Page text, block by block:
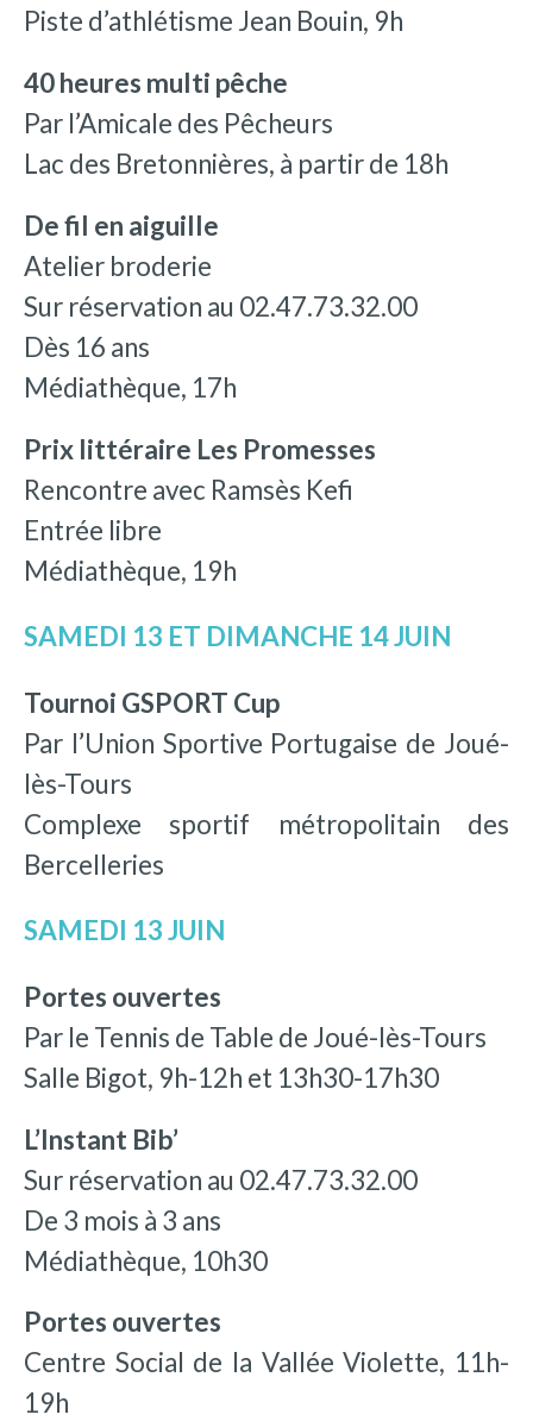
Piste d’athlétisme Jean Bouin, 9h
40 heures multi pêche
Par l’Amicale des Pêcheurs
Lac des Bretonnières, à partir de 18h
De fil en aiguille
Atelier broderie
Sur réservation au 02.47.73.32.00
Dès 16 ans
Médiathèque, 17h
Prix littéraire Les Promesses
Rencontre avec Ramsès Kefi
Entrée libre
Médiathèque, 19h
SAMEDI 13 ET DIMANCHE 14 JUIN
Tournoi GSPORT Cup
Par l’Union Sportive Portugaise de Joué-
lès-Tours
Complexe sportif métropolitain des
Bercelleries
SAMEDI 13 JUIN
Portes ouvertes
Par le Tennis de Table de Joué-lès-Tours
Salle Bigot, 9h-12h et 13h30-17h30
L’Instant Bib’
Sur réservation au 02.47.73.32.00
De 3 mois à 3 ans
Médiathèque, 10h30
Portes ouvertes
Centre Social de la Vallée Violette, 11h-
19h